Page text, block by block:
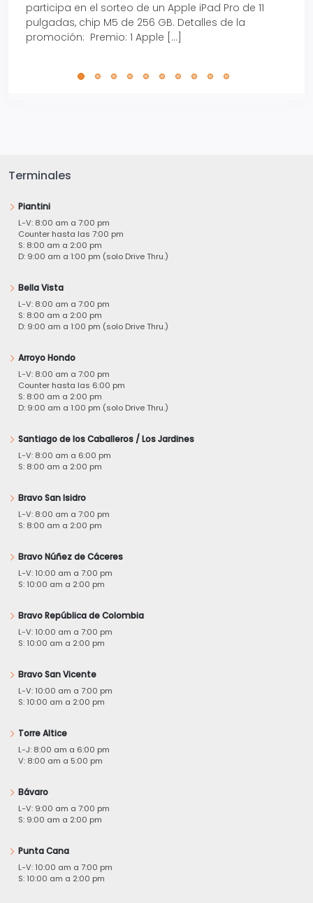
participa en el sorteo de un Apple iPad Pro de 11
pulgadas, chip M5 de 256 GB. Detalles de la
promoción: Premio: 1 Apple […]
Terminales
Piantini
L-V: 8:00 am a 7:00 pm
Counter hasta las 7:00 pm
S: 8:00 am a 2:00 pm
D: 9:00 am a 1:00 pm (solo Drive Thru.)
Bella Vista
L-V: 8:00 am a 7:00 pm
S: 8:00 am a 2:00 pm
D: 9:00 am a 1:00 pm (solo Drive Thru.)
Arroyo Hondo
L-V: 8:00 am a 7:00 pm
Counter hasta las 6:00 pm
S: 8:00 am a 2:00 pm
D: 9:00 am a 1:00 pm (solo Drive Thru.)
Santiago de los Caballeros / Los Jardines
L-V: 8:00 am a 6:00 pm
S: 8:00 am a 2:00 pm
Bravo San Isidro
L-V: 8:00 am a 7:00 pm
S: 8:00 am a 2:00 pm
Bravo Núñez de Cáceres
L-V: 10:00 am a 7:00 pm
S: 10:00 am a 2:00 pm
Bravo República de Colombia
L-V: 10:00 am a 7:00 pm
S: 10:00 am a 2:00 pm
Bravo San Vicente
L-V: 10:00 am a 7:00 pm
S: 10:00 am a 2:00 pm
Torre Altice
L-J: 8:00 am a 6:00 pm
V: 8:00 am a 5:00 pm
Bávaro
L-V: 9:00 am a 7:00 pm
S: 9:00 am a 2:00 pm
Punta Cana
L-V: 10:00 am a 7:00 pm
S: 10:00 am a 2:00 pm